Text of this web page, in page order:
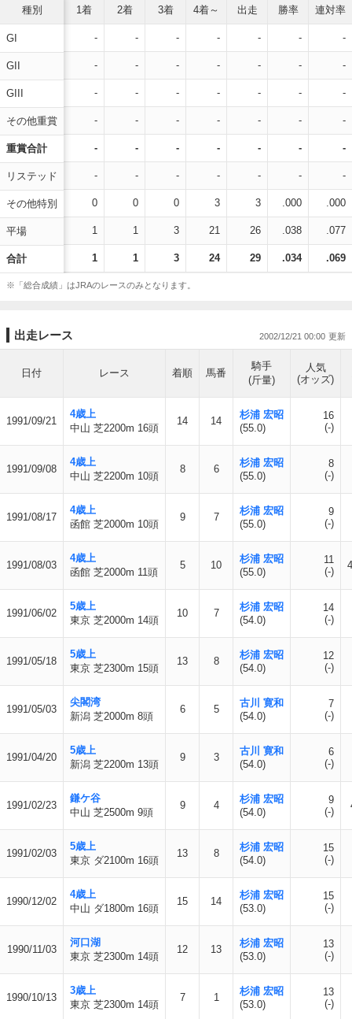
種別
GI
GII
GIII
その他重賞
重賞合計
リステッド
その他特別
平場
合計
1着 2着 3着 4着～ 出走 勝率 連対率
- - - - - - -
- - - - - - -
- - - - - - -
- - - - - - -
- - - - - - -
- - - - - - -
0 0 0 3 3 .000 .000
1 1 3 21 26 .038 .077
1 1 3 24 29 .034 .069
※「総合成績」はJRAのレースのみとなります。
出走レース 2002/12/21 00:00
日付 レース 着順 馬番
騎手
(斤量)
人気
(オッズ)
1991/09/21
4歳上
中山 芝2200m 16頭
14 14
杉浦 宏昭
(55.0)
16
(-)
1991/09/08
4歳上
中山 芝2200m 10頭
8 6
杉浦 宏昭
(55.0)
8
(-)
1991/08/17
4歳上
函館 芝2000m 10頭
9 7
杉浦 宏昭
(55.0)
9
(-)
1991/08/03
4歳上
函館 芝2000m 11頭
5 10
杉浦 宏昭
(55.0)
11
(-)
1991/06/02
5歳上
東京 芝2000m 14頭
10 7
杉浦 宏昭
(54.0)
14
(-)
1991/05/18
5歳上
東京 芝2300m 15頭
13 8
杉浦 宏昭
(54.0)
12
(-)
1991/05/03
尖閣湾
新潟 芝2000m 8頭
6 5
古川 寛和
(54.0)
7
(-)
1991/04/20
5歳上
新潟 芝2200m 13頭
9 3
古川 寛和
(54.0)
6
(-)
1991/02/23
鎌ケ谷
中山 芝2500m 9頭
9 4
杉浦 宏昭
(54.0)
9
(-)
1991/02/03
5歳上
東京 ダ2100m 16頭
13 8
杉浦 宏昭
(54.0)
15
(-)
1990/12/02
4歳上
中山 ダ1800m 16頭
15 14
杉浦 宏昭
(53.0)
15
(-)
1990/11/03
河口湖
東京 芝2300m 14頭
12 13
杉浦 宏昭
(53.0)
13
(-)
1990/10/13
3歳上
東京 芝2300m 14頭
7 1
杉浦 宏昭
(53.0)
13
(-)